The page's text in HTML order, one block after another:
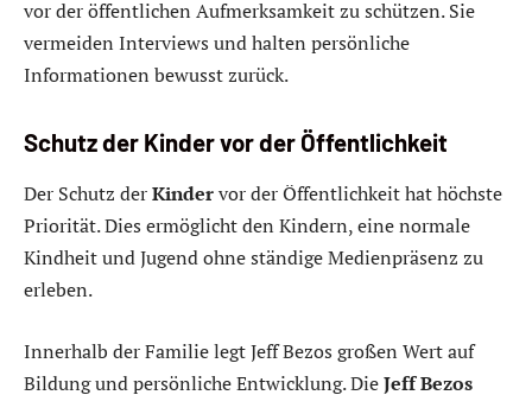
vor der öffentlichen Aufmerksamkeit zu schützen. Sie
vermeiden Interviews und halten persönliche
Informationen bewusst zurück.
Schutz der Kinder vor der Öffentlichkeit
Der Schutz derKindervor der Öffentlichkeit hat höchste
Priorität. Dies ermöglicht den Kindern, eine normale
Kindheit und Jugend ohne ständige Medienpräsenz zu
erleben.
Innerhalb der Familie legt Jeff Bezos großen Wert auf
Bildung und persönliche Entwicklung. DieJeff Bezos